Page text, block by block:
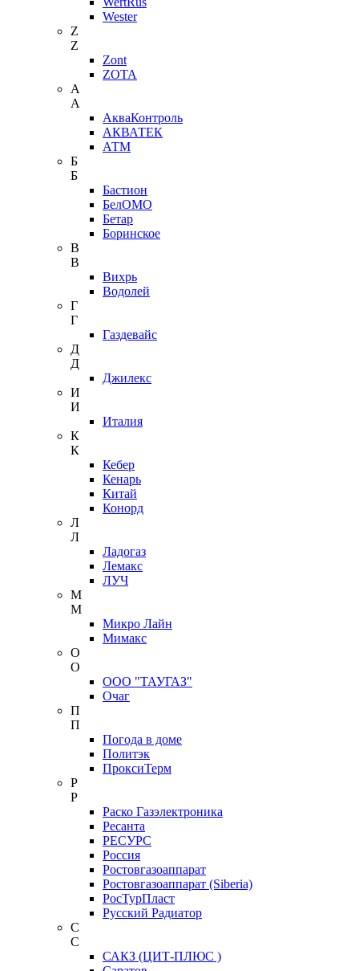
Wester
Z
Z
Zont
ZOTA
А
А
АкваКонтроль
АКВАТЕК
АТМ
Б
Б
Бастион
БелОМО
Бетар
Боринское
В
В
Вихрь
Водолей
Г
Г
Газдевайс
Д
Д
Джилекс
И
И
Италия
К
К
Кебер
Кенарь
Китай
Конорд
Л
Л
Ладогаз
Лемакс
ЛУЧ
М
М
Микро Лайн
Мимакс
О
О
ООО "ТАУГАЗ"
Очаг
П
П
Погода в доме
Политэк
ПроксиТерм
Р
Р
Раско Газэлектроника
Ресанта
РЕСУРС
Россия
Ростовгазоаппарат
Ростовгазоаппарат (Siberia)
РосТурПласт
Русский Радиатор
С
С
САКЗ (ЦИТ-ПЛЮС )